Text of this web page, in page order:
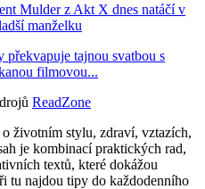
Mulder z Akt X dnes natáčí v
manželku
tajnou svatbou s
filmovou...
ReadZone
životním stylu, zdraví, vztazích,
je kombinací praktických rad,
textů, které dokážou
tu najdou tipy do každodenního